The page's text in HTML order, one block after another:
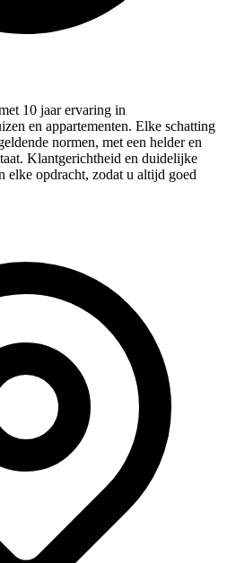
10 jaar ervaring in
en appartementen. Elke schatting
normen, met een helder en
Klantgerichtheid en duidelijke
elke opdracht, zodat u altijd goed